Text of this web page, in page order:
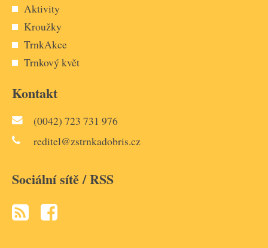
Aktivity
Kroužky
TrnkAkce
Trnkový květ
Kontakt
(0042) 723 731 976
reditel@zstrnkadobris.cz
Sociální sítě / RSS